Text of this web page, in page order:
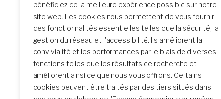
bénéficiez de la meilleure expérience possible sur notre
site web. Les cookies nous permettent de vous fournir
des fonctionnalités essentielles telles que la sécurité, la
gestion du réseau et l'accessibilité. Ils améliorent la
convivialité et les performances par le biais de diverses
fonctions telles que les résultats de recherche et
améliorent ainsi ce que nous vous offrons. Certains
cookies peuvent être traités par des tiers situés dans
Recherche d’écoles